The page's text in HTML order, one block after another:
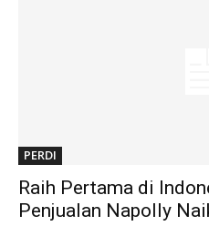
PERDI
Raih Pertama di
Penjualan Napolly